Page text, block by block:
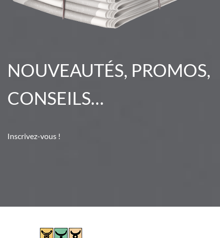
NOUVEAUTÉS, PROMOS,
CONSEILS…
Inscrivez-vous !